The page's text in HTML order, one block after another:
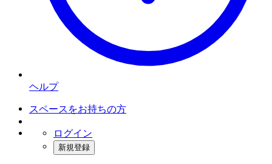
ヘルプ
スペースをお持ちの方
ログイン
新規登録